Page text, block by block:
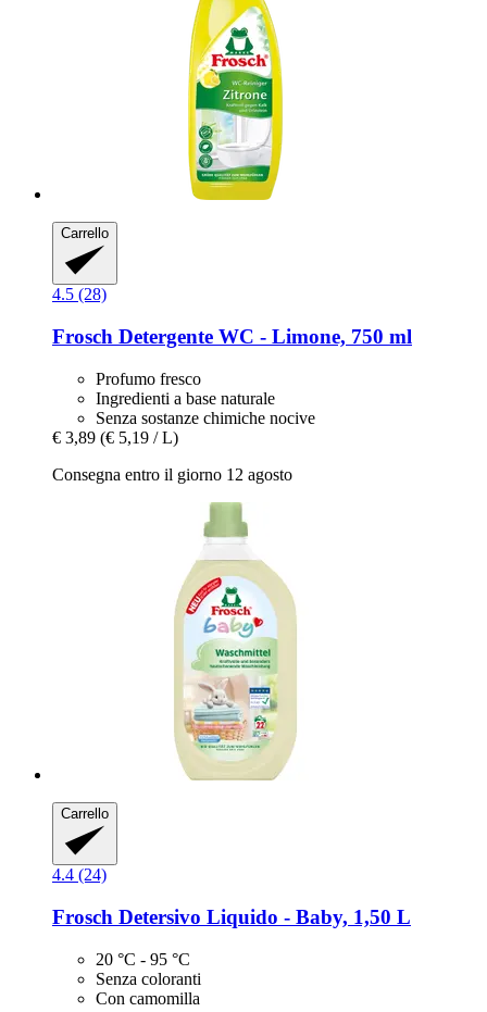
Carrello
4.5 (28)
Frosch Detergente WC -​ Limone, 750 ml
Profumo fresco
Ingredienti a base naturale
Senza sostanze chimiche nocive
€ 3,89 (€ 5,19 / L)
Consegna entro il giorno 12 agosto
Carrello
4.4 (24)
Frosch Detersivo Liquido -​ Baby, 1,50 L
20 °C - 95 °C
Senza coloranti
Con camomilla